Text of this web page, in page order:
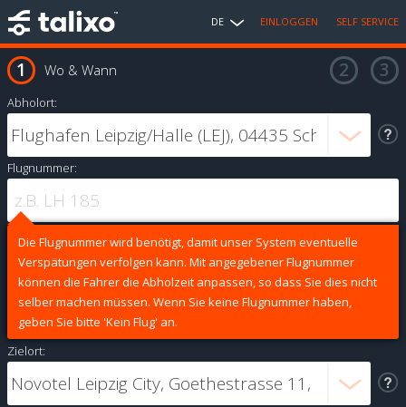
DE EINLOGGEN SELF SERVICE
Wo & Wann
Abholort:
Flugnummer:
Die Flugnummer wird benötigt, damit unser System eventuelle
Verspätungen verfolgen kann. Mit angegebener Flugnummer
können die Fahrer die Abholzeit anpassen, so dass Sie dies nicht
selber machen müssen. Wenn Sie keine Flugnummer haben,
geben Sie bitte 'Kein Flug' an.
Zielort: